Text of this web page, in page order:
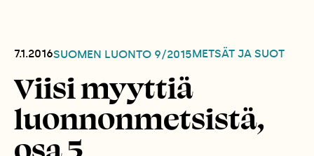
7.1.2016SUOMEN LUONTO 9/2015METSÄT JA SUOT
Viisi myyttiä
luonnonmetsistä,